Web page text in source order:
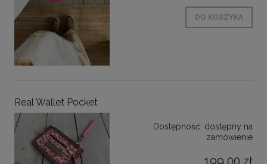
DO KOSZYKA
Real Wallet Pocket
Dostępność: dostępny na
zamówienie
199,00 zł